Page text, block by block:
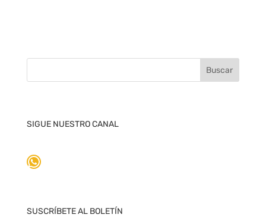
SIGUE NUESTRO CANAL
WhatsApp
SUSCRÍBETE AL BOLETÍN